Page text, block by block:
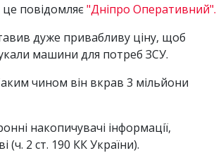
повідомляє"Дніпро Оперативний".
дуже привабливу ціну, щоб
машини для потреб ЗСУ.
чином він вкрав 3 мільйони
накопичувачі інформації,
(ч. 2 ст. 190 КК України).